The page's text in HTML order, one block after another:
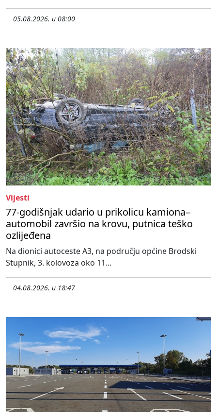
05.08.2026. u 08:00
Vijesti
77-godišnjak udario u prikolicu kamiona–
automobil završio na krovu, putnica teško
ozlijeđena
Na dionici autoceste A3, na području općine Brodski
Stupnik, 3. kolovoza oko 11...
04.08.2026. u 18:47